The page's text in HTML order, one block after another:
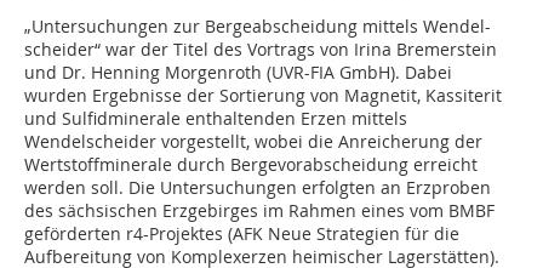
„Untersuchungen zur Bergeabscheidung mittels Wendel-
scheider“ war der Titel des Vortrags von Irina Bremerstein
und Dr. Henning Morgenroth (UVR-FIA GmbH). Dabei
wurden Ergebnisse der Sortierung von Magnetit, Kassiterit
und Sulfidminerale enthaltenden Erzen mittels
Wendelscheider vorgestellt, wobei die Anreicherung der
Wertstoffminerale durch Bergevorabscheidung erreicht
werden soll. Die Untersuchungen erfolgten an Erzproben
des sächsischen Erzgebirges im Rahmen eines vom BMBF
geförderten r4-Projektes (AFK Neue Strategien für die
Aufbereitung von Komplexerzen heimischer Lagerstätten).